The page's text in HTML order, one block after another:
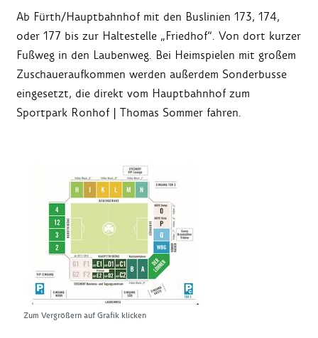
Ab Fürth/Hauptbahnhof mit den Buslinien 173, 174,
oder 177 bis zur Haltestelle „Friedhof“. Von dort kurzer
Fußweg in den Laubenweg. Bei Heimspielen mit großem
Zuschaueraufkommen werden außerdem Sonderbusse
eingesetzt, die direkt vom Hauptbahnhof zum
Sportpark Ronhof | Thomas Sommer fahren.
Zum Vergrößern auf Grafik klicken